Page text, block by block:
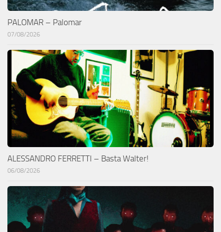
PALOMAR – Palomar
07/08/2026
ALESSANDRO FERRETTI – Basta Walter!
06/08/2026